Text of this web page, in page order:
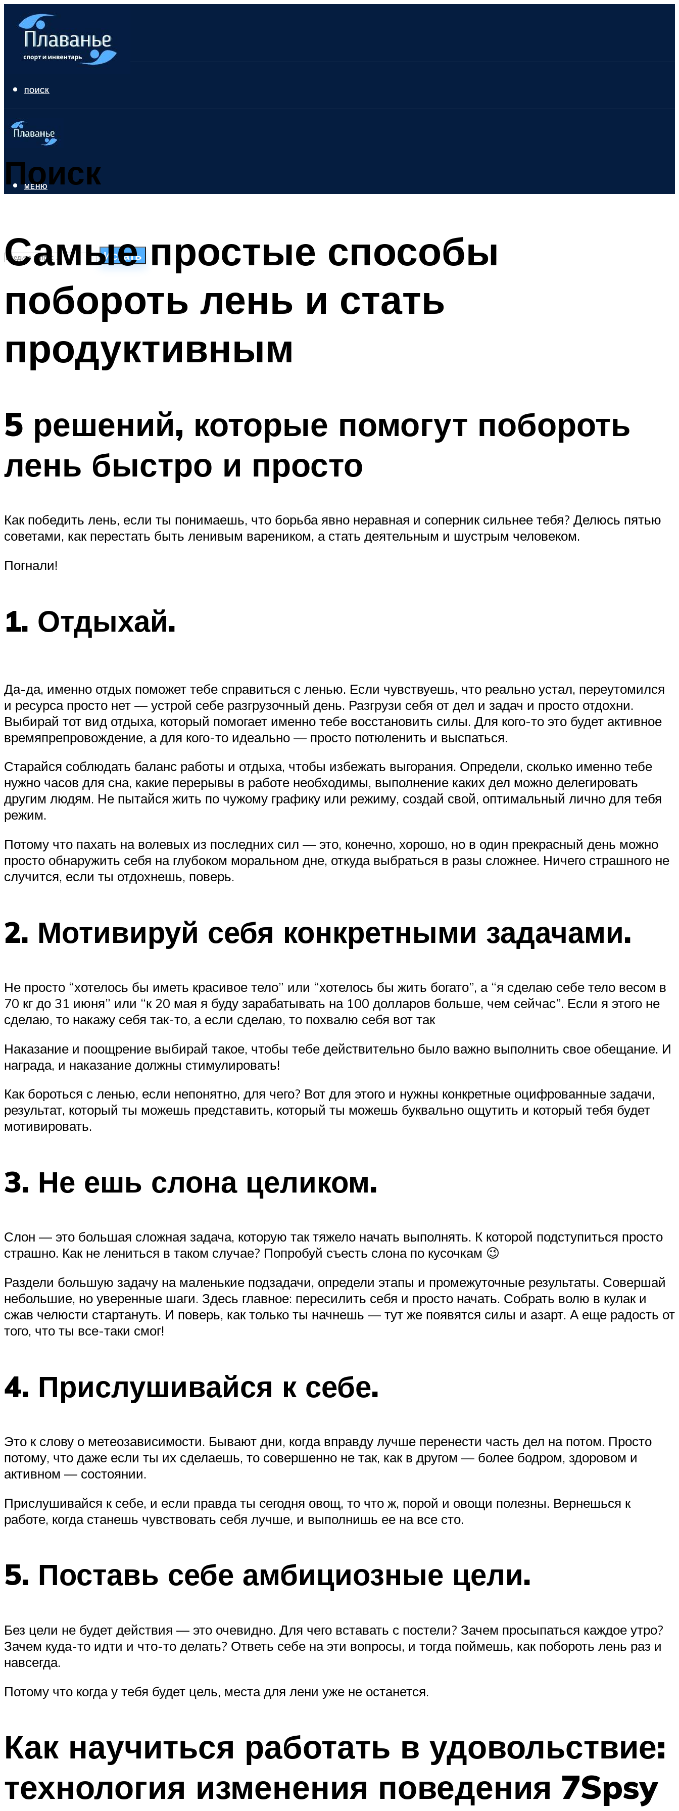
ПОИСК
Поиск
Искать
СТИЛИ ПЛАВАНЬЯ
ПЛАВАНЬЕ ДЛЯ ДЕТЕЙ
ПЛАВАНЬЕ ДЛЯ ПОХУДЕНИЯ
ОЧИСТКА БАССЕЙНОВ
МЕНЮ
Самые простые способы
побороть лень и стать
продуктивным
5 решений, которые помогут побороть
лень быстро и просто
Как победить лень, если ты понимаешь, что борьба явно неравная и соперник сильнее тебя? Делюсь пятью
советами, как перестать быть ленивым вареником, а стать деятельным и шустрым человеком.
Погнали!
1. Отдыхай.
Да-да, именно отдых поможет тебе справиться с ленью. Если чувствуешь, что реально устал, переутомился
и ресурса просто нет — устрой себе разгрузочный день. Разгрузи себя от дел и задач и просто отдохни.
Выбирай тот вид отдыха, который помогает именно тебе восстановить силы. Для кого-то это будет активное
времяпрепровождение, а для кого-то идеально — просто потюленить и выспаться.
Старайся соблюдать баланс работы и отдыха, чтобы избежать выгорания. Определи, сколько именно тебе
нужно часов для сна, какие перерывы в работе необходимы, выполнение каких дел можно делегировать
другим людям. Не пытайся жить по чужому графику или режиму, создай свой, оптимальный лично для тебя
режим.
Потому что пахать на волевых из последних сил — это, конечно, хорошо, но в один прекрасный день можно
просто обнаружить себя на глубоком моральном дне, откуда выбраться в разы сложнее. Ничего страшного не
случится, если ты отдохнешь, поверь.
2. Мотивируй себя конкретными задачами.
Не просто “хотелось бы иметь красивое тело” или “хотелось бы жить богато”, а “я сделаю себе тело весом в
70 кг до 31 июня” или “к 20 мая я буду зарабатывать на 100 долларов больше, чем сейчас”. Если я этого не
сделаю, то накажу себя так-то, а если сделаю, то похвалю себя вот так
Наказание и поощрение выбирай такое, чтобы тебе действительно было важно выполнить свое обещание. И
награда, и наказание должны стимулировать!
Как бороться с ленью, если непонятно, для чего? Вот для этого и нужны конкретные оцифрованные задачи,
результат, который ты можешь представить, который ты можешь буквально ощутить и который тебя будет
мотивировать.
3. Не ешь слона целиком.
Слон — это большая сложная задача, которую так тяжело начать выполнять. К которой подступиться просто
страшно. Как не лениться в таком случае? Попробуй съесть слона по кусочкам 😉
Раздели большую задачу на маленькие подзадачи, определи этапы и промежуточные результаты. Совершай
небольшие, но уверенные шаги. Здесь главное: пересилить себя и просто начать. Собрать волю в кулак и
сжав челюсти стартануть. И поверь, как только ты начнешь — тут же появятся силы и азарт. А еще радость от
того, что ты все-таки смог!
4. Прислушивайся к себе.
Это к слову о метеозависимости. Бывают дни, когда вправду лучше перенести часть дел на потом. Просто
потому, что даже если ты их сделаешь, то совершенно не так, как в другом — более бодром, здоровом и
активном — состоянии.
Прислушивайся к себе, и если правда ты сегодня овощ, то что ж, порой и овощи полезны. Вернешься к
работе, когда станешь чувствовать себя лучше, и выполнишь ее на все сто.
5. Поставь себе амбициозные цели.
Без цели не будет действия — это очевидно. Для чего вставать с постели? Зачем просыпаться каждое утро?
Зачем куда-то идти и что-то делать? Ответь себе на эти вопросы, и тогда поймешь, как побороть лень раз и
навсегда.
Потому что когда у тебя будет цель, места для лени уже не останется.
Как научиться работать в удовольствие:
технология изменения поведения 7Spsy